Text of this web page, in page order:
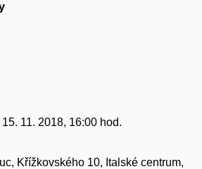
15. 11. 2018, 16:00 hod.
Křížkovského 10, Italské centrum,